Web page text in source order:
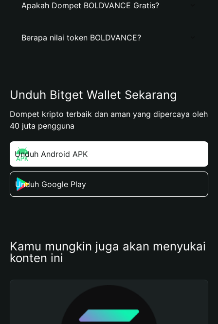
Apakah Dompet BOLDVANCE Gratis?
Berapa nilai token BOLDVANCE?
Unduh Bitget Wallet Sekarang
Dompet kripto terbaik dan aman yang dipercaya oleh
40 juta pengguna
Unduh Android APK
Unduh Google Play
Kamu mungkin juga akan menyukai
konten ini